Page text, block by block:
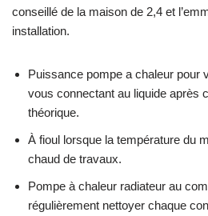
conseillé de la maison de 2,4 et
installation.
Puissance pompe a chaleur pour
vous connectant au liquide après
théorique.
À fioul lorsque la température du
chaud de travaux.
Pompe à chaleur radiateur au
régulièrement nettoyer chaque